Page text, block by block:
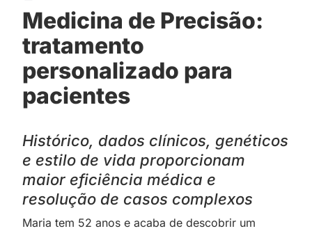
Medicina de Precisão:
tratamento
personalizado para
pacientes
Histórico, dados clínicos, genéticos
e estilo de vida proporcionam
maior eficiência médica e
resolução de casos complexos
Maria tem 52 anos e acaba de descobrir um